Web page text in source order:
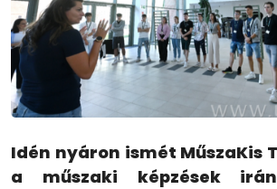
Idén nyáron ismét MűszaKis
a műszaki képzések